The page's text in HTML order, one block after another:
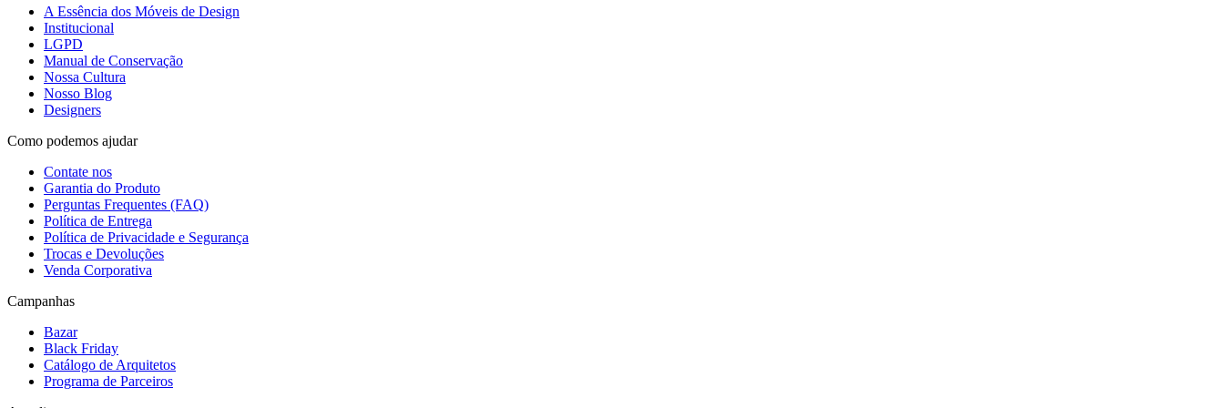
A Essência dos Móveis de Design
Institucional
LGPD
Manual de Conservação
Nossa Cultura
Nosso Blog
Designers
Como podemos ajudar
Contate nos
Garantia do Produto
Perguntas Frequentes (FAQ)
Política de Entrega
Política de Privacidade e Segurança
Trocas e Devoluções
Venda Corporativa
Campanhas
Bazar
Black Friday
Catálogo de Arquitetos
Programa de Parceiros